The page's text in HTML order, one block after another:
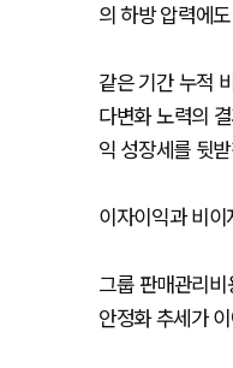
의 하방 압력에
같은 기간 누적
다변화 노력의
익 성장세를 뒷
이자이익과 비
그룹 판매관리
안정화 추세가